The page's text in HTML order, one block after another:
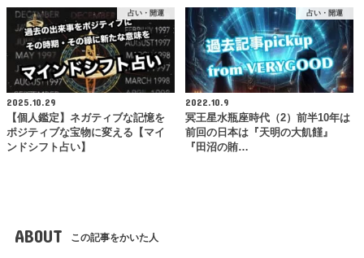
占い・開運
2025.10.29
【個人鑑定】ネガティブな記憶を
ポジティブな宝物に変える【マイ
ンドシフト占い】
占い・開運
2022.10.9
冥王星水瓶座時代（2）前半10年は
前回の日本は『天明の大飢饉』
『田沼の賄…
ABOUT この記事をかいた人